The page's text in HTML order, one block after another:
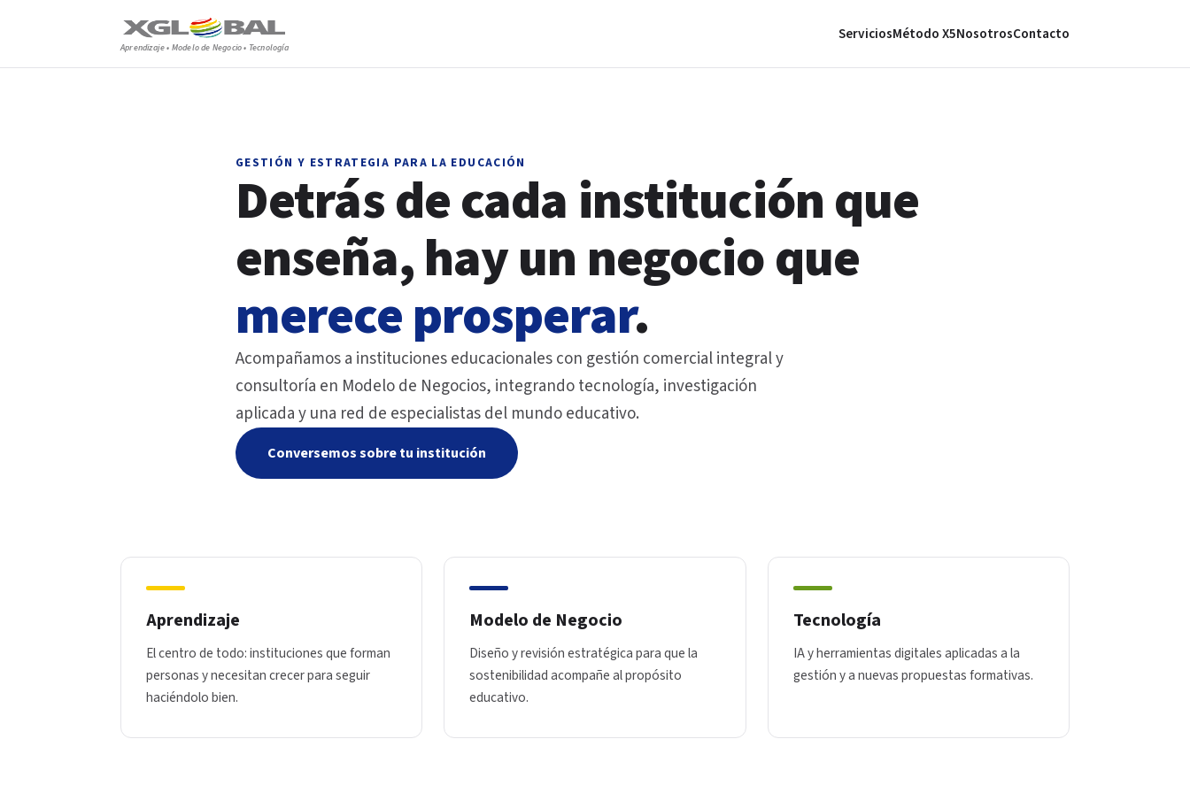
Aprendizaje • Modelo de Negocio • Tecnología
ServiciosMétodo X5NosotrosContacto
GESTIÓN Y ESTRATEGIA PARA LA EDUCACIÓN
Detrás de cada institución que
enseña, hay un negocio que
merece prosperar.
Acompañamos a instituciones educacionales con gestión comercial integral y
consultoría en Modelo de Negocios, integrando tecnología, investigación
aplicada y una red de especialistas del mundo educativo.
Conversemos sobre tu institución
Aprendizaje
El centro de todo: instituciones que forman
personas y necesitan crecer para seguir
haciéndolo bien.
Modelo de Negocio
Diseño y revisión estratégica para que la
sostenibilidad acompañe al propósito
educativo.
Tecnología
IA y herramientas digitales aplicadas a la
gestión y a nuevas propuestas formativas.